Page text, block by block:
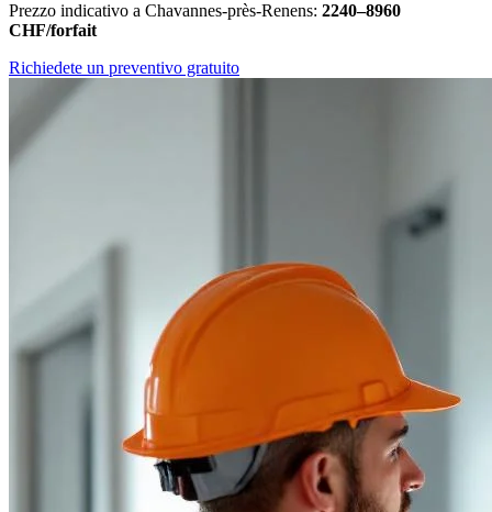
Prezzo indicativo a Chavannes-près-Renens: 2240–8960
CHF/forfait
Richiedete un preventivo gratuito